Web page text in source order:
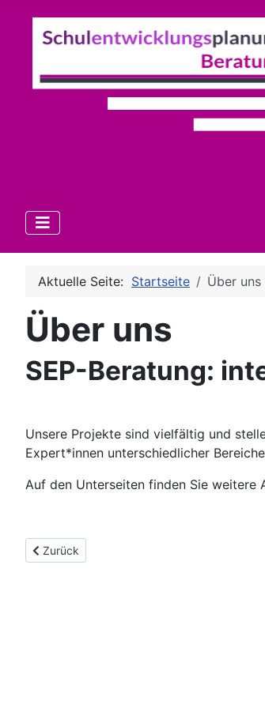
Aktuelle Seite: Startseite Über uns
Über uns
SEP-Beratung:
Unsere Projekte sind vielfältig und
Expert*innen unterschiedlicher
Auf den Unterseiten finden Sie weitere
Vorheriger Beitrag: Wir sind hier!
Zurück